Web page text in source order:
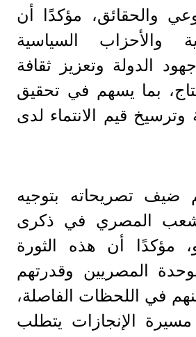
والحقائق، مؤكدًا أن
والأحزاب السياسية
الدولة وتعزيز ثقافة
بما يسهم في تحقيق
وترسيخ قيم الانتماء لدى
ضيف تصريحاته بتوجيه
المصري في ذكرى
يونيو، مؤكدًا أن هذه الثورة
المصريين وقدرتهم
في اللحظات الفاصلة،
الإنجازات يتطلب